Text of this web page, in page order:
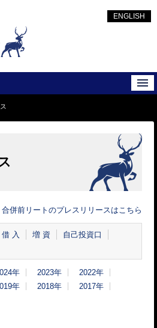
ENGLISH
合併前リートのプレスリリースはこちら
借 入 増 資
自己投資口
年 2023年
2022年
年 2018年
2017年